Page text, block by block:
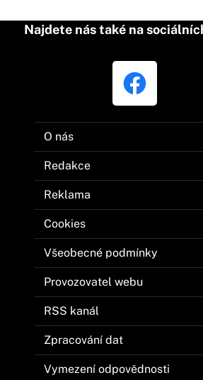
Najdete nás také na
O nás
Redakce
Reklama
Cookies
Všeobecné podmínky
Provozovatel webu
RSS kanál
Zpracování dat
Vymezení odpovědnosti